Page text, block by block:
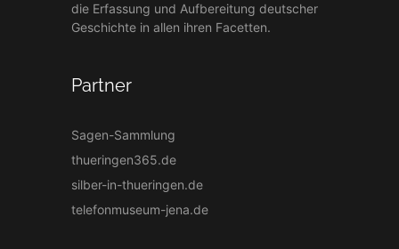
die Erfassung und Aufbereitung deutscher
Geschichte in allen ihren Facetten.
Partner
Sagen-Sammlung
thueringen365.de
silber-in-thueringen.de
telefonmuseum-jena.de